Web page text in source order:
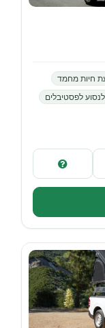
חיות מחמד
לפסטיבלים